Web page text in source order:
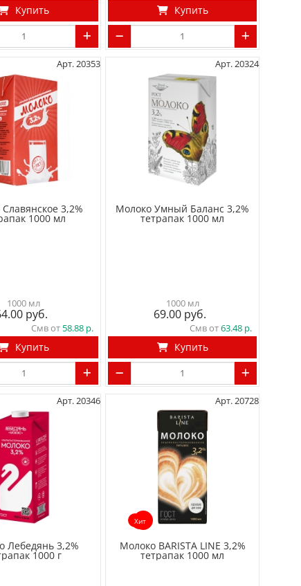
Купить Купить
Арт. 20353
3,2%
1000 мл
1000 мл
Смв от 58.88
Купить
Арт. 20324
Молоко Умный Баланс 3,2%
тетрапак 1000 мл
1000 мл
69.00
Смв от63.48
Купить
Арт. 20346
Лебедянь 3,2%
1000 г
Арт. 20728
Хит
Молоко BARISTA LINE 3,2%
тетрапак 1000 мл